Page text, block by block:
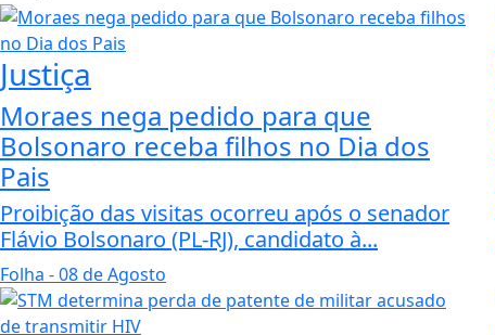
Justiça
Moraes nega pedido para que
Bolsonaro receba filhos no Dia dos
Pais
Proibição das visitas ocorreu após o senador
Flávio Bolsonaro (PL-RJ), candidato à...
Folha - 08 de Agosto